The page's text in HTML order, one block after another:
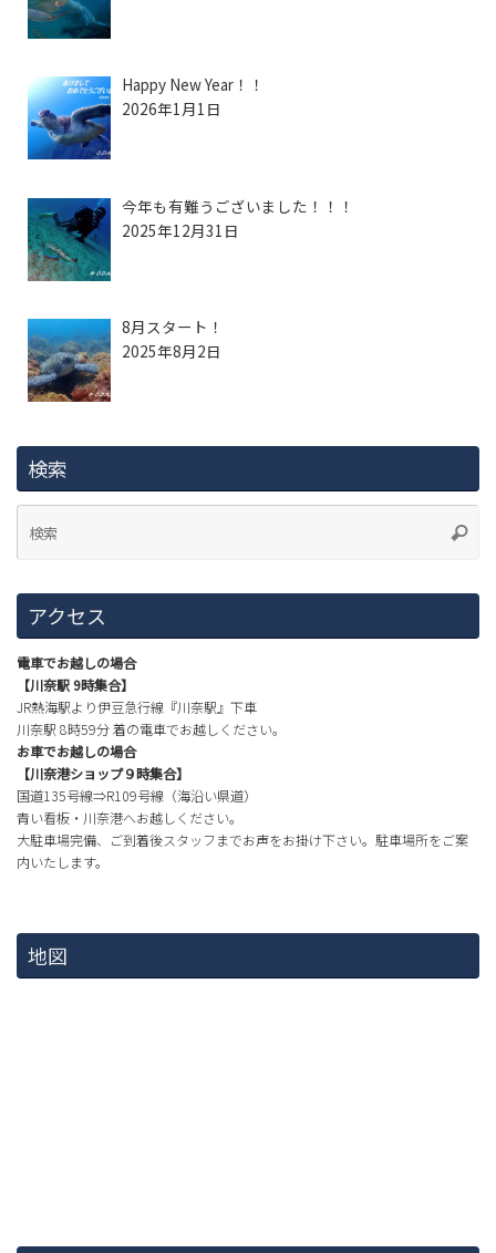
Happy New Year！！
2026年1月1日
今年も有難うございました！！！
2025年12月31日
8月スタート！
2025年8月2日
検索
アクセス
電車でお越しの場合
【川奈駅 9時集合】
JR熱海駅より伊豆急行線『川奈駅』下車
川奈駅 8時59分 着の電車でお越しください。
お車でお越しの場合
【川奈港ショップ９時集合】
国道135号線⇒R109号線（海沿い県道）
青い看板・川奈港へお越しください。
大駐車場完備、ご到着後スタッフまでお声をお掛け下さい。駐車場所をご案
内いたします。
地図